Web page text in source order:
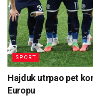
SPORT
Hajduk utrpao pet
Europu